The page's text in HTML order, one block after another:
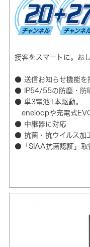
接客をスマートに。お
● 送信お知らせ機能を
● IP54/55の防塵・防
● 単3電池1本駆動。
eneloopや充電式
● 中継器に対応
● 抗菌・抗ウイルス加
●「SIAA抗菌認証」取